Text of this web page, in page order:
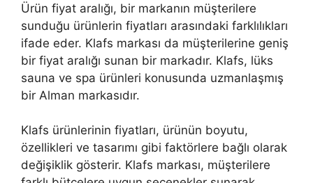
Ürün fiyat aralığı, bir markanın müşterilere
sunduğu ürünlerin fiyatları arasındaki farklılıkları
ifade eder. Klafs markası da müşterilerine geniş
bir fiyat aralığı sunan bir markadır. Klafs, lüks
sauna ve spa ürünleri konusunda uzmanlaşmış
bir Alman markasıdır.
Klafs ürünlerinin fiyatları, ürünün boyutu,
özellikleri ve tasarımı gibi faktörlere bağlı olarak
değişiklik gösterir. Klafs markası, müşterilere